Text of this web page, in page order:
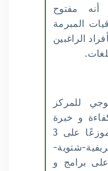
أنه مفتوح
المبرمة
الراغبين
للمركز
و خبرة
تكوينًا مكثفًا في اللغات موزعًا على 3
شتوية-
برامج و